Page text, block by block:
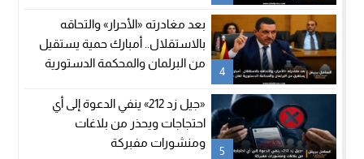
4
بعد مغادرته «الأحرار» والتحاقه
بالاستقلال.. أمبارك حمية يستقيل
من البرلمان والمحكمة الدستورية
5
«جيل زد 212» ينفي الدعوة إلى أي
احتجاجات ويحذر من بلاغات
ومنشورات مفبركة